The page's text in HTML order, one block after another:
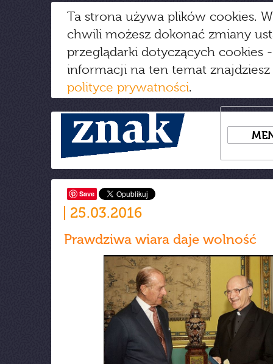
Ta strona używa plików cookies.
chwili możesz dokonać zmiany
przeglądarki dotyczących cookies
informacji na ten temat
polityce prywatności.
Save
25.03.2016
Prawdziwa wiara daje wolność